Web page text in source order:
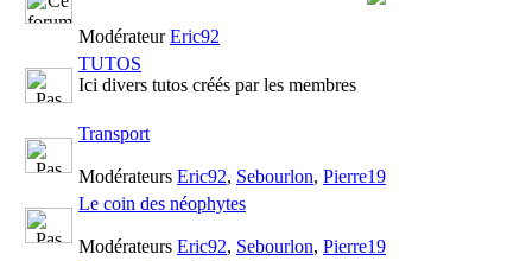
ModérateurEric92
TUTOS
Ici divers tutos créés par les membres
Transport
Modérateurs Eric92, Sebourlon, Pierre19
Le coin des néophytes
Modérateurs Eric92, Sebourlon, Pierre19